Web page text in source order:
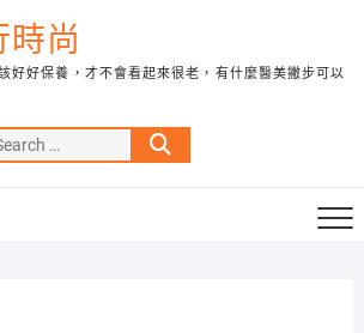
時尚
好好保養，才不會看起來很老，有什麼醫美撇步可以
Search
…